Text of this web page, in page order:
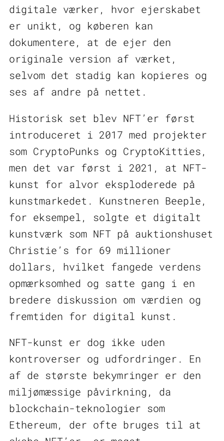
digitale værker, hvor ejerskabet
er unikt, og køberen kan
dokumentere, at de ejer den
originale version af værket,
selvom det stadig kan kopieres og
ses af andre på nettet.
Historisk set blev NFT’er først
introduceret i 2017 med projekter
som CryptoPunks og CryptoKitties,
men det var først i 2021, at NFT-
kunst for alvor eksploderede på
kunstmarkedet. Kunstneren Beeple,
for eksempel, solgte et digitalt
kunstværk som NFT på auktionshuset
Christie’s for 69 millioner
dollars, hvilket fangede verdens
opmærksomhed og satte gang i en
bredere diskussion om værdien og
fremtiden for digital kunst.
NFT-kunst er dog ikke uden
kontroverser og udfordringer. En
af de største bekymringer er den
miljømæssige påvirkning, da
blockchain-teknologier som
Ethereum, der ofte bruges til at